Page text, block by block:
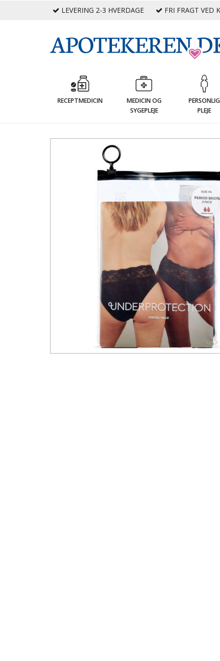
LEVERING 2-3 HVERDAGE FRI FRAGT VED
RECEPTMEDICIN
MEDICIN OG
SYGEPLEJE
PERSONLIG
PLEJE